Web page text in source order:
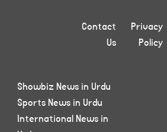
Privacy
Policy
Contact
Us
Showbiz News in Urdu
Sports News in Urdu
International News in